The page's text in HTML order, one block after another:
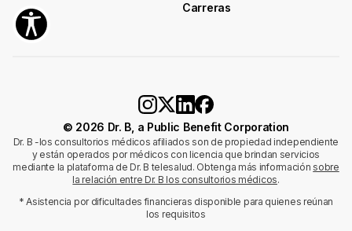
Carreras
© 2026 Dr. B, a Public Benefit Corporation
Dr. B -los consultorios médicos afiliados son de propiedad independiente
y están operados por médicos con licencia que brindan servicios
mediante la plataforma de Dr. B telesalud. Obtenga más información sobre
la relación entre Dr. B los consultorios médicos.
* Asistencia por dificultades financieras disponible para quienes reúnan
los requisitos